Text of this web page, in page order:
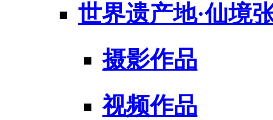
世界遗产地·仙境
摄影作品
视频作品